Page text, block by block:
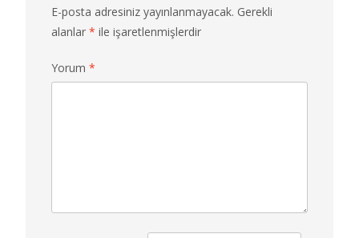
E-posta adresiniz yayınlanmayacak. Gerekli
alanlar * ile işaretlenmişlerdir
Yorum *